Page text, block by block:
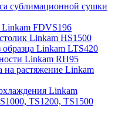
сублимационной сушки
FDVS196
Linkam HS1500
Linkam LTS420
Linkam RH95
на растяжение Linkam
Linkam
TS1200, TS1500